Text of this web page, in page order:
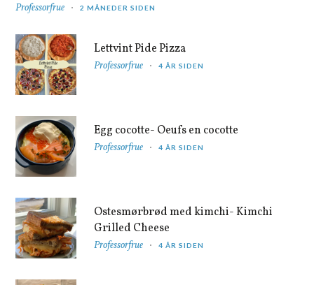
Professorfrue 2 MÅNEDER SIDEN
Lettvint Pide Pizza
Professorfrue 4 ÅR SIDEN
Egg cocotte- Oeufs en cocotte
Professorfrue 4 ÅR SIDEN
Ostesmørbrød med kimchi- Kimchi
Grilled Cheese
Professorfrue 4 ÅR SIDEN